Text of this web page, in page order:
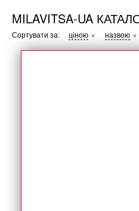
MILAVITSA-UA
Сортувати за: ціною ▼ назвою ▼